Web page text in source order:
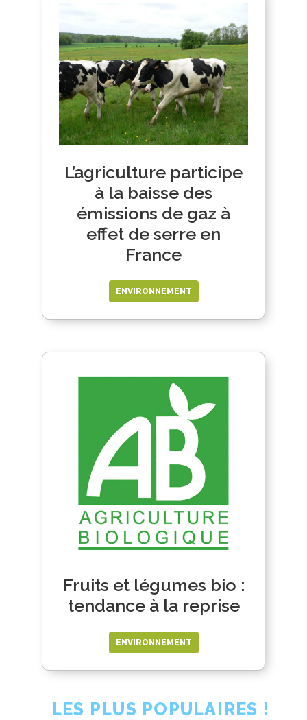
L’agriculture participe
à la baisse des
émissions de gaz à
effet de serre en
France
ENVIRONNEMENT
Fruits et légumes bio :
tendance à la reprise
ENVIRONNEMENT
LES PLUS POPULAIRES !